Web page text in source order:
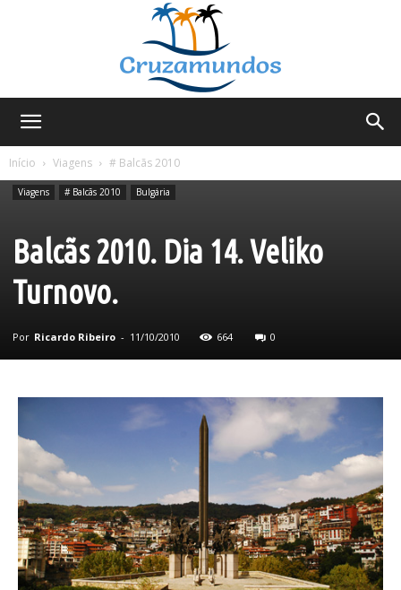
Início
Viagens # Balcãs 2010
Viagens # Balcãs 2010 Bulgária
Balcãs 2010. Dia 14. Veliko
Turnovo.
Por Ricardo Ribeiro - 11/10/2010 664 0